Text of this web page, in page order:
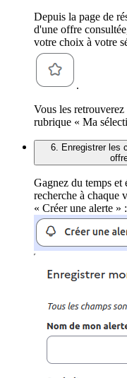
Depuis la page de
d'une offre
votre choix à votre
.
Vous les
rubrique « Ma
6. Enregistrer les
Gagnez du temps et
recherche à chaque
« Créer une alerte » :